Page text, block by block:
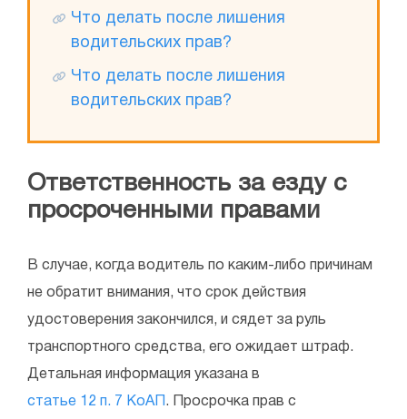
Что делать после лишения
водительских прав?
Что делать после лишения
водительских прав?
Ответственность за езду с
просроченными правами
В случае, когда водитель по каким-либо причинам
не обратит внимания, что срок действия
удостоверения закончился, и сядет за руль
транспортного средства, его ожидает штраф.
Детальная информация указана в
статье 12 п. 7 КоАП . Просрочка прав с